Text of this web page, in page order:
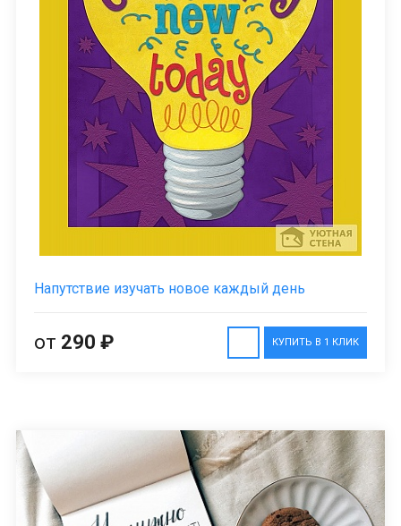
Напутствие изучать новое каждый день
КУПИТЬ В 1 КЛИК
от 290 ₽